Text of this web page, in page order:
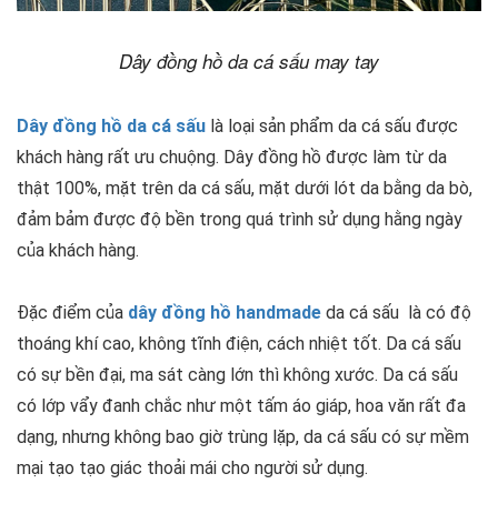
Dây đồng hồ da cá sấu may tay
Dây đồng hồ da cá sấu là loại sản phẩm da cá sấu được
khách hàng rất ưu chuộng. Dây đồng hồ được làm từ da
thật 100%, mặt trên da cá sấu, mặt dưới lót da bằng da bò,
đảm bảm được độ bền trong quá trình sử dụng hằng ngày
của khách hàng.
Đặc điểm của dây đồng hồ handmade da cá sấu là có độ
thoáng khí cao, không tĩnh điện, cách nhiệt tốt. Da cá sấu
có sự bền đại, ma sát càng lớn thì không xước. Da cá sấu
có lớp vẩy đanh chắc như một tấm áo giáp, hoa văn rất đa
dạng, nhưng không bao giờ trùng lặp, da cá sấu có sự mềm
mại tạo tạo giác thoải mái cho người sử dụng.